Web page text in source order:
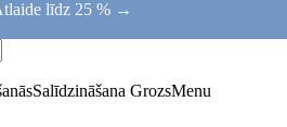
līdz 25 % →
Salīdzināšana GrozsMenu